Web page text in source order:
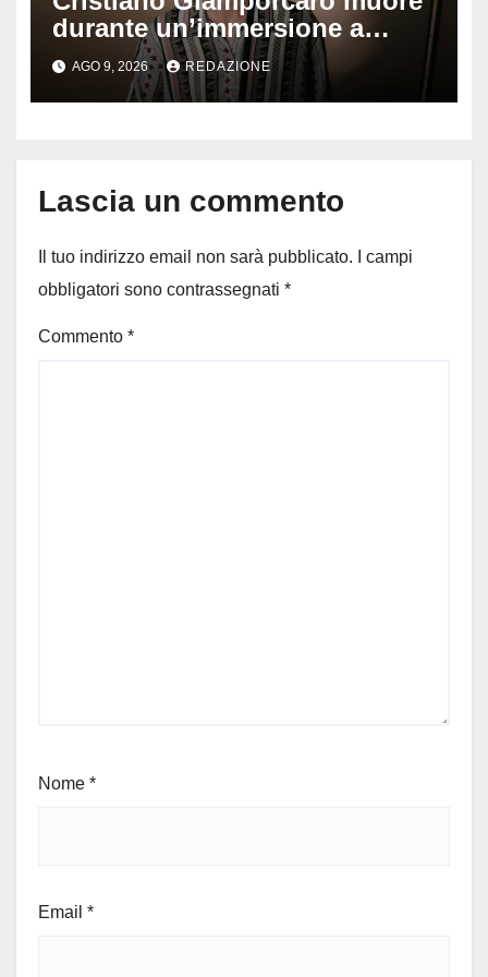
durante un’immersione a
Lampedusa: aperta
un’inchiesta per omicidio
nautico, cosa emerge sulla
AGO 9, 2026 REDAZIONE
Lascia un commento
Il tuo indirizzo email non sarà pubblicato.
I campi
obbligatori sono contrassegnati *
Commento *
Nome *
Email *